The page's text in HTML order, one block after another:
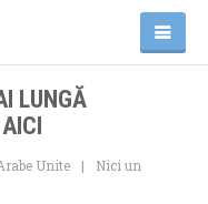
LUNGĂ
Unite
Nici un